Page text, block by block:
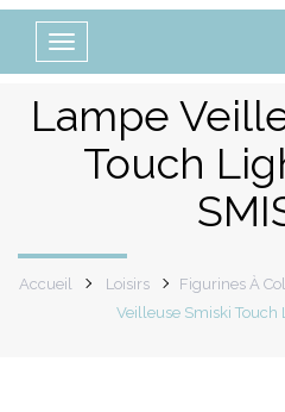
Basculer
la
Lampe
Touch
Accueil Loisirs Figurines À
Veilleuse Smiski Touch